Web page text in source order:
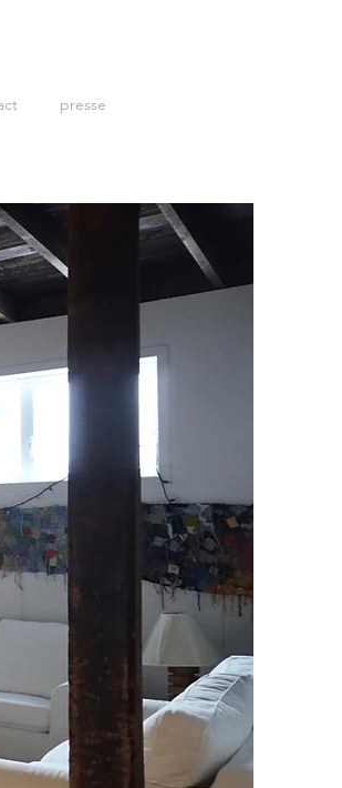
presse